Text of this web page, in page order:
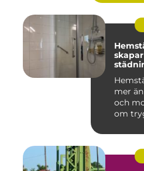
mer
och
om